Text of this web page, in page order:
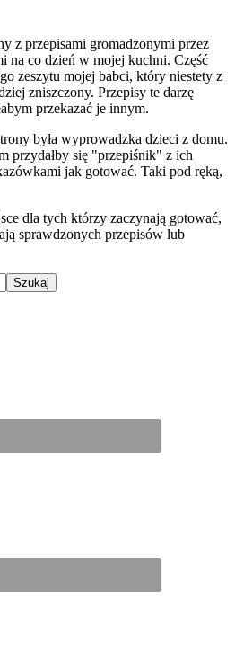
z przepisami gromadzonymi przez
na co dzień w mojej kuchni. Część
zeszytu mojej babci, który niestety z
zniszczony. Przepisy te darzę
przekazać je innym.
była wyprowadzka dzieci z domu.
przydałby się "przepiśnik" z ich
jak gotować. Taki pod ręką,
dla tych którzy zaczynają gotować,
sprawdzonych przepisów lub